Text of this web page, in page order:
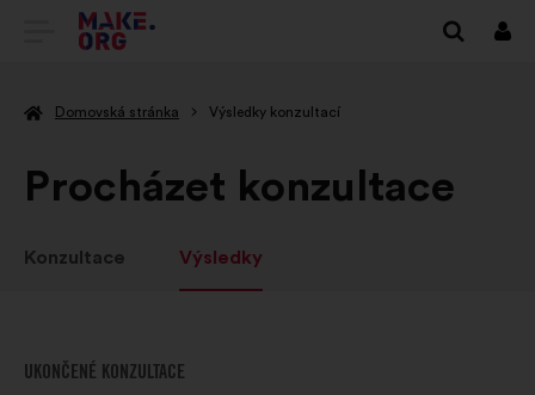
PŘEJÍT
DOMOVSKOU
STRÁNKU
Domovská stránka Výsledky konzultací
Procházet konzultace
Konzultace Výsledky
UKONČENÉ KONZULTACE